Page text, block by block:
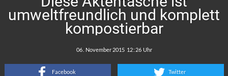
umweltfreundlich und komplett
kompostierbar
:
Facebook Twitter